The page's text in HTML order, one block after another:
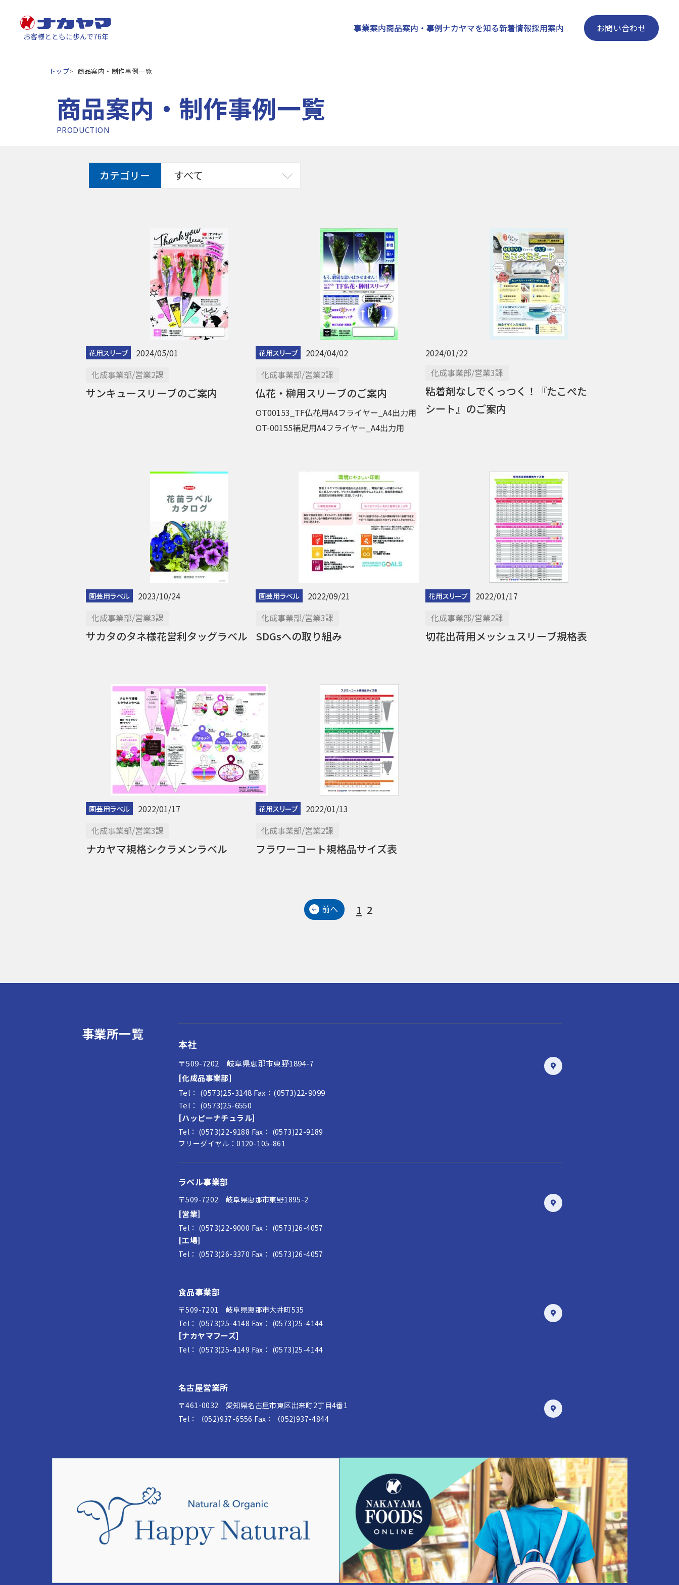
お客様とともに歩んで76年
事業案内商品案内・事例ナカヤマを知る新着情報採用案内 お問い合わせ
トップ 商品案内・制作事例一覧
商品案内・制作事例一覧
PRODUCTION
カテゴリー すべて
花用スリーブ
2024/05/01
化成事業部/営業2課
サンキュースリーブのご案内
花用スリーブ
2024/04/02
化成事業部/営業2課
仏花・榊用スリーブのご案内
OT00153_TF仏花用A4フライヤー_A4出力用
OT-00155補足用A4フライヤー_A4出力用
2024/01/22
化成事業部/営業3課
粘着剤なしでくっつく！『たこぺた
シート』のご案内
園芸用ラベル
2023/10/24
化成事業部/営業3課
サカタのタネ様花営利タッグラベル
園芸用ラベル
2022/09/21
化成事業部/営業3課
SDGsへの取り組み
花用スリーブ
2022/01/17
化成事業部/営業2課
切花出荷用メッシュスリーブ規格表
園芸用ラベル
2022/01/17
化成事業部/営業3課
ナカヤマ規格シクラメンラベル
花用スリーブ
2022/01/13
化成事業部/営業2課
フラワーコート規格品サイズ表
前へ 1 2
事業所一覧
本社
〒509-7202 岐阜県恵那市東野1894-7
[化成品事業部]
Tel： (0573)25-3148 Fax：(0573)22-9099
Tel： (0573)25-6550
[ハッピーナチュラル]
Tel： (0573)22-9188 Fax： (0573)22-9189
フリーダイヤル：0120-105-861
ラベル事業部
〒509-7202 岐阜県恵那市東野1895-2
[営業]
Tel： (0573)22-9000 Fax： (0573)26-4057
[工場]
Tel： (0573)26-3370 Fax： (0573)26-4057
食品事業部
〒509-7201 岐阜県恵那市大井町535
Tel： (0573)25-4148 Fax： (0573)25-4144
[ナカヤマフーズ]
Tel： (0573)25-4149 Fax： (0573)25-4144
名古屋営業所
〒461-0032 愛知県名古屋市東区出来町2丁目4番1
Tel：（052)937-6556 Fax：（052)937-4844